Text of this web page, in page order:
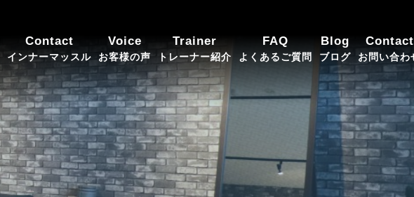
Contact
インナーマッスル
Voice
お客様の声
Trainer
トレーナー紹介
FAQ
よくあるご質問
Blog
ブログ
Contact
お問い合わ